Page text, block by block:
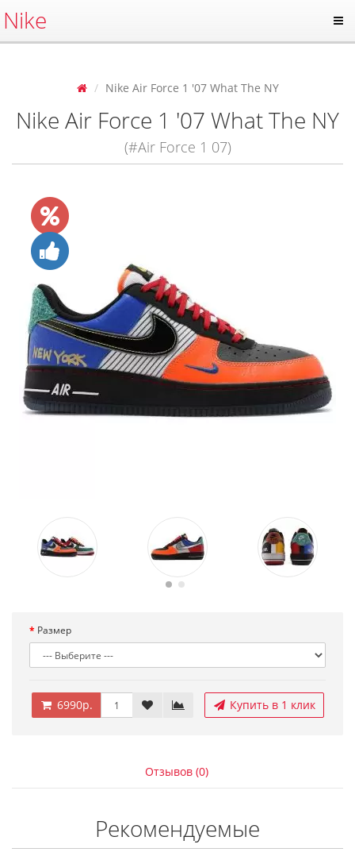
Nike
Nike Air Force 1 '07 What The NY
Nike Air Force 1 '07 What The NY
(#Air Force 1 07)
Размер
6990р. Купить в 1 клик
Отзывов (0)
Рекомендуемые